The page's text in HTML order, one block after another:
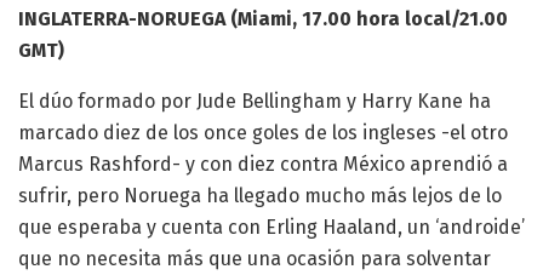
INGLATERRA-NORUEGA (Miami, 17.00 hora local/21.00
GMT)
El dúo formado por Jude Bellingham y Harry Kane ha
marcado diez de los once goles de los ingleses -el otro
Marcus Rashford- y con diez contra México aprendió a
sufrir, pero Noruega ha llegado mucho más lejos de lo
que esperaba y cuenta con Erling Haaland, un ‘androide’
que no necesita más que una ocasión para solventar